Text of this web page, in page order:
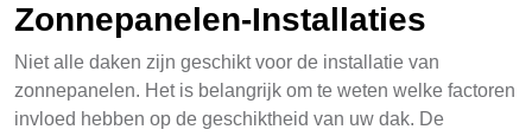
Zonnepanelen-Installaties
Niet alle daken zijn geschikt voor de installatie van
zonnepanelen. Het is belangrijk om te weten welke factoren
invloed hebben op de geschiktheid van uw dak. De